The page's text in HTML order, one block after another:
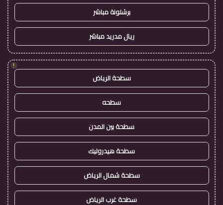
برشلونة مباشر
ريال مدريد مباشر
!
سطحة الرياض
سطحه
سطحة بين المدن
سطحة هيدروليك
سطحة شمال الرياض
سطحة غرب الرياض